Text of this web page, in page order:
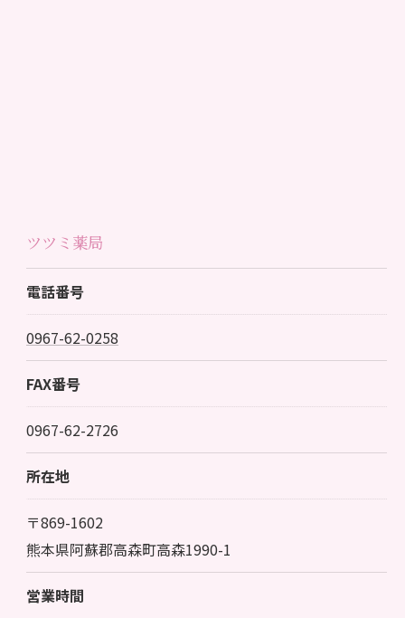
ツツミ薬局
電話番号
0967-62-0258
FAX番号
0967-62-2726
所在地
〒869-1602
熊本県阿蘇郡高森町高森1990-1
営業時間